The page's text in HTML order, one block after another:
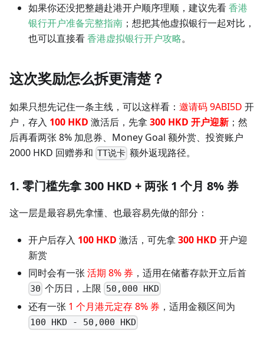
如果你还没把整趟赴港开户顺序理顺，建议先看香港
银行开户准备完整指南 ；想把其他虚拟银行一起对比，
也可以直接看香港虚拟银行开户攻略。
这次奖励怎么拆更清楚？
如果只想先记住一条主线，可以这样看： 邀请码 9ABI5D 开
户，存入 100 HKD 激活后，先拿300 HKD 开户迎新 ；然
后再看两张 8% 加息券、Money Goal 额外赏、投资账户
2000 HKD 回赠券和 TT说卡 额外返现路径。
1. 零门槛先拿 300 HKD + 两张 1 个月 8% 券
这一层是最容易先拿懂、也最容易先做的部分：
开户后存入 100 HKD 激活，可先拿300 HKD 开户迎
新赏
同时会有一张 活期 8% 券 ，适用在储蓄存款开立后首
30 个历日，上限 50,000 HKD
还有一张 1 个月港元定存 8% 券 ，适用金额区间为
100 HKD - 50,000 HKD